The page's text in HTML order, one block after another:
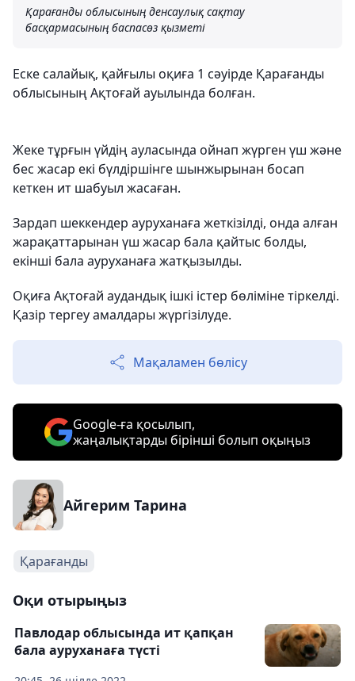
Қарағанды ​​облысының денсаулық сақтау
басқармасының баспасөз қызметі
Еске салайық, қайғылы оқиға 1 сәуірде Қарағанды ​​
облысының Ақтоғай ауылында болған.
Жеке тұрғын үйдің ауласында ойнап жүрген үш және
бес жасар екі бүлдіршінге шынжырынан босап
кеткен ит шабуыл жасаған.
Зардап шеккендер ауруханаға жеткізілді, онда алған
жарақаттарынан үш жасар бала қайтыс болды,
екінші бала ауруханаға жатқызылды.
Оқиға Ақтоғай аудандық ішкі істер бөліміне тіркелді.
Қазір тергеу амалдары жүргізілуде.
Мақаламен бөлісу
Google-ға қосылып,
жаңалықтарды бірінші болып оқыңыз
Айгерим Тарина
Қарағанды
Оқи отырыңыз
Павлодар облысында ит қапқан
бала ауруханаға түсті